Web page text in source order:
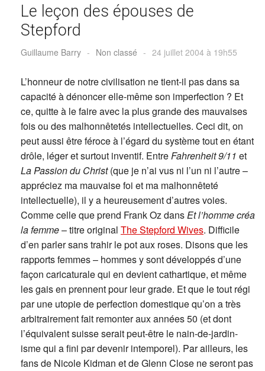
Le leçon des épouses de
Stepford
Guillaume Barry - Non classé - 24 juillet 2004 à 19h55
L’honneur de notre civilisation ne tient-il pas dans sa
capacité à dénoncer elle-même son imperfection ? Et
ce, quitte à le faire avec la plus grande des mauvaises
fois ou des malhonnêtetés intellectuelles. Ceci dit, on
peut aussi être féroce à l’égard du système tout en étant
drôle, léger et surtout inventif. Entre Fahrenheit 9/11 et
La Passion du Christ(que je n’ai vus ni l’un ni l’autre –
appréciez ma mauvaise foi et ma malhonnêteté
intellectuelle), il y a heureusement d’autres voies.
Comme celle que prend Frank Oz dans Et l’homme créa
la femme– titre original The Stepford Wives. Difficile
d’en parler sans trahir le pot aux roses. Disons que les
rapports femmes – hommes y sont développés d’une
façon caricaturale qui en devient cathartique, et même
les gais en prennent pour leur grade. Et que le tout régi
par une utopie de perfection domestique qu’on a très
arbitrairement fait remonter aux années 50 (et dont
l’équivalent suisse serait peut-être le nain-de-jardin-
isme qui a fini par devenir intemporel). Par ailleurs, les
fans de Nicole Kidman et de Glenn Close ne seront pas